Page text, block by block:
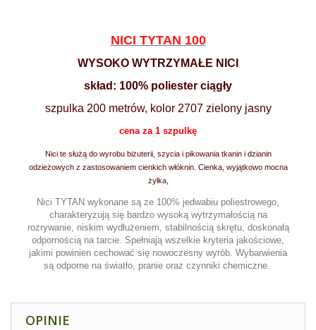
NICI TYTAN 100
WYSOKO WYTRZYMAŁE NICI
skład: 100% poliester ciągły
szpulka 200 metrów, kolor 2707 zielony jasny
cena za 1 szpulkę
Nici te służą do wyrobu biżuterii, szycia i pikowania tkanin i dzianin
odzieżowych z zastosowaniem cienkich włóknin. Cienka, wyjątkowo mocna
żyłka,
Nici TYTAN wykonane są ze 100% jedwabiu poliestrowego,
charakteryzują się bardzo wysoką wytrzymałością na
rozrywanie, niskim wydłużeniem, stabilnością skrętu, doskonałą
odpornością na tarcie. Spełniają wszelkie kryteria jakościowe,
jakimi powinien cechować się nowoczesny wyrób. Wybarwienia
są odporne na światło, pranie oraz czynniki chemiczne.
OPINIE